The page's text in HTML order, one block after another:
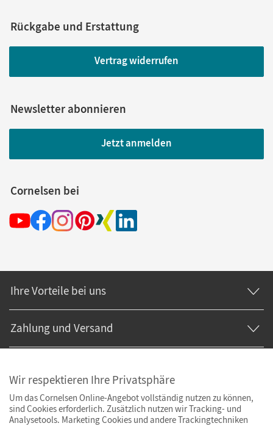
Rückgabe und Erstattung
Vertrag widerrufen
Newsletter abonnieren
Jetzt anmelden
Cornelsen bei
Ihre Vorteile bei uns
Zahlung und Versand
Wir respektieren Ihre Privatsphäre
Um das Cornelsen Online-Angebot vollständig nutzen zu können,
sind Cookies erforderlich. Zusätzlich nutzen wir Tracking- und
Analysetools. Marketing Cookies und andere Trackingtechniken